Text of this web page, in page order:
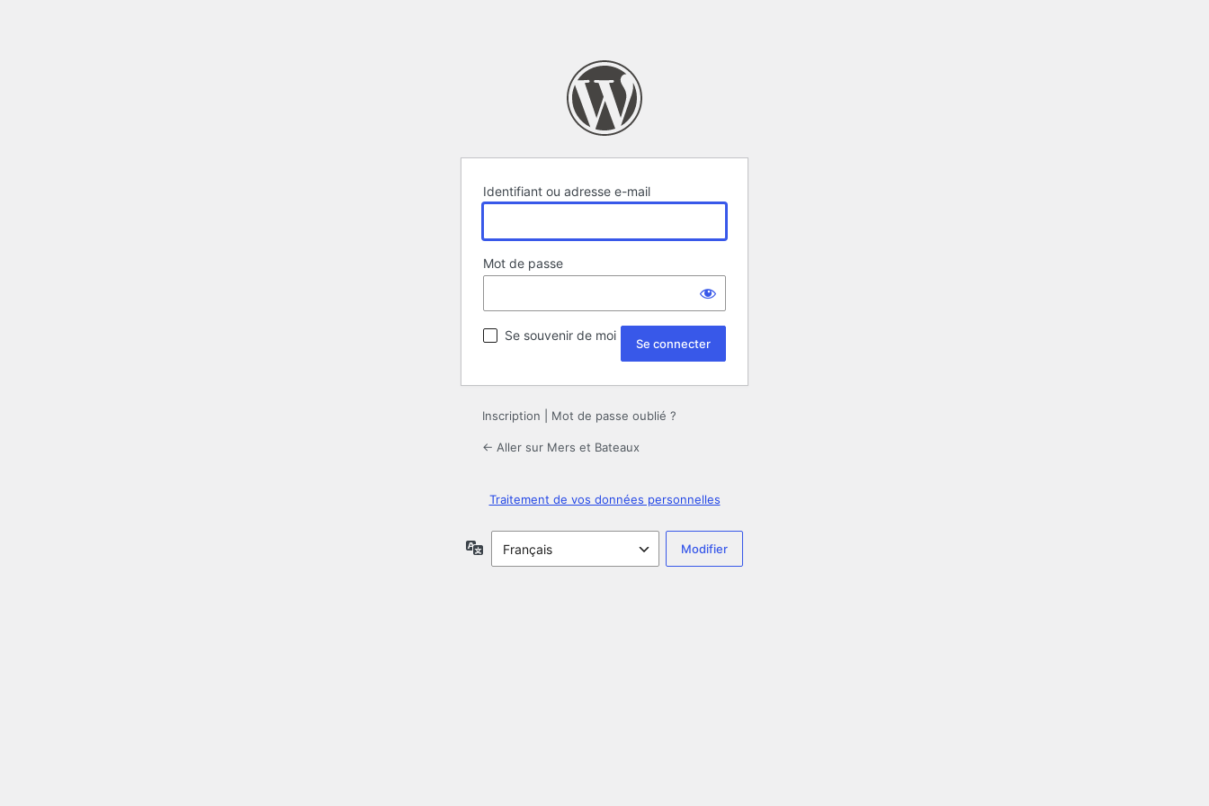
Identifiant ou adresse e-mail
Mot de passe
Se souvenir de moi
Inscription Mot de passe oublié ?
← Aller sur Mers et Bateaux
Traitement de vos données personnelles
Langue